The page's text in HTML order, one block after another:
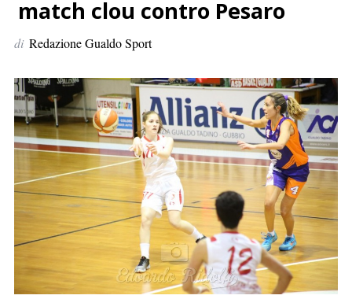
e
r
match clou contro Pesaro
di Redazione Gualdo Sport